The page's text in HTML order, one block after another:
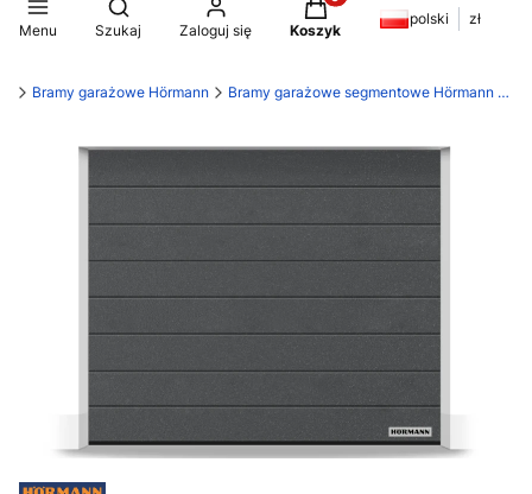
Menu
Otwórz wyszukiwarkę
Szukaj Zaloguj się
Produkty w koszyku: 0.
Koszyk
polski zł
Bramy garażowe Hörmann Bramy garażowe segmentowe Hörmann RenoMatic